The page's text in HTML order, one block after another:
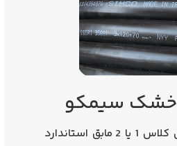
خشک سیمکو
هادی : مسی کلاس 1 یا 2 مابق استاندارد